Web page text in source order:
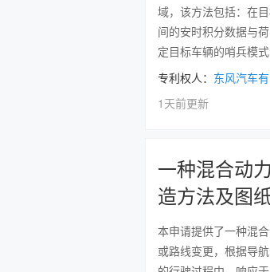
域，该方法包括：在
间的安时积分数据与
定目标车辆的哨兵模
专利权人： 东风汽车
1天前更新
一种混合动
造方法及图
本申请提供了一种混
或路线变更，根据导